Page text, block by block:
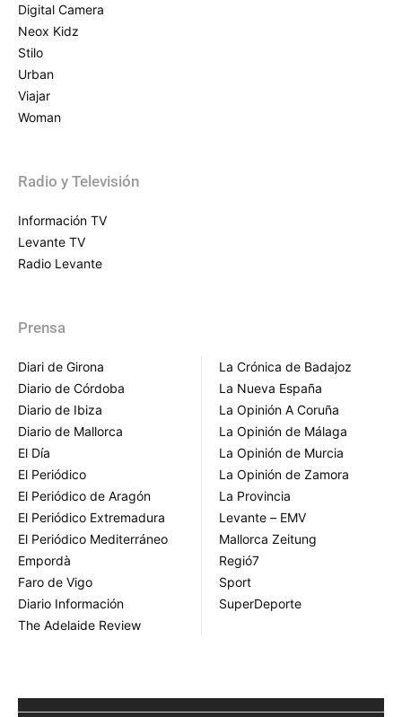
Digital Camera
Neox Kidz
Stilo
Urban
Viajar
Woman
Radio y Televisión
Información TV
Levante TV
Radio Levante
Prensa
Diari de Girona
Diario de Córdoba
Diario de Ibiza
Diario de Mallorca
El Día
El Periódico
El Periódico de Aragón
El Periódico Extremadura
El Periódico Mediterráneo
Empordà
Faro de Vigo
Diario Información
The Adelaide Review
La Crónica de Badajoz
La Nueva España
La Opinión A Coruña
La Opinión de Málaga
La Opinión de Murcia
La Opinión de Zamora
La Provincia
Levante – EMV
Mallorca Zeitung
Regió7
Sport
SuperDeporte